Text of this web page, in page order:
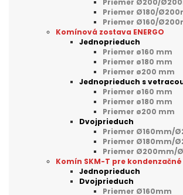
Priemer Ø180/
Priemer Ø160/
Komínová zostava ENERGO
Jednoprieduch
Priemer ø160 mm
Priemer ø180 mm
Priemer ø200 mm
Jednoprieduch s
Priemer ø160 mm
Priemer ø180 mm
Priemer ø200 mm
Dvojprieduch
Priemer Ø160mm/
Priemer Ø180mm/
Priemer Ø200mm/
Komín SKM-T pre
Jednoprieduch
Dvojprieduch
Priemer Ø160mm